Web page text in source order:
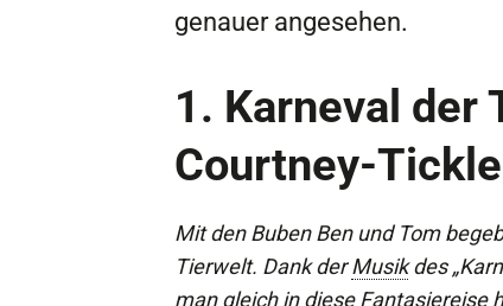
genauer angesehen.
1 . Karneval der
Courtney-Tickle
Mit den Buben Ben und Tom
Tierwelt. Dank derMusikdes
man gleich in diese Fantasiereise